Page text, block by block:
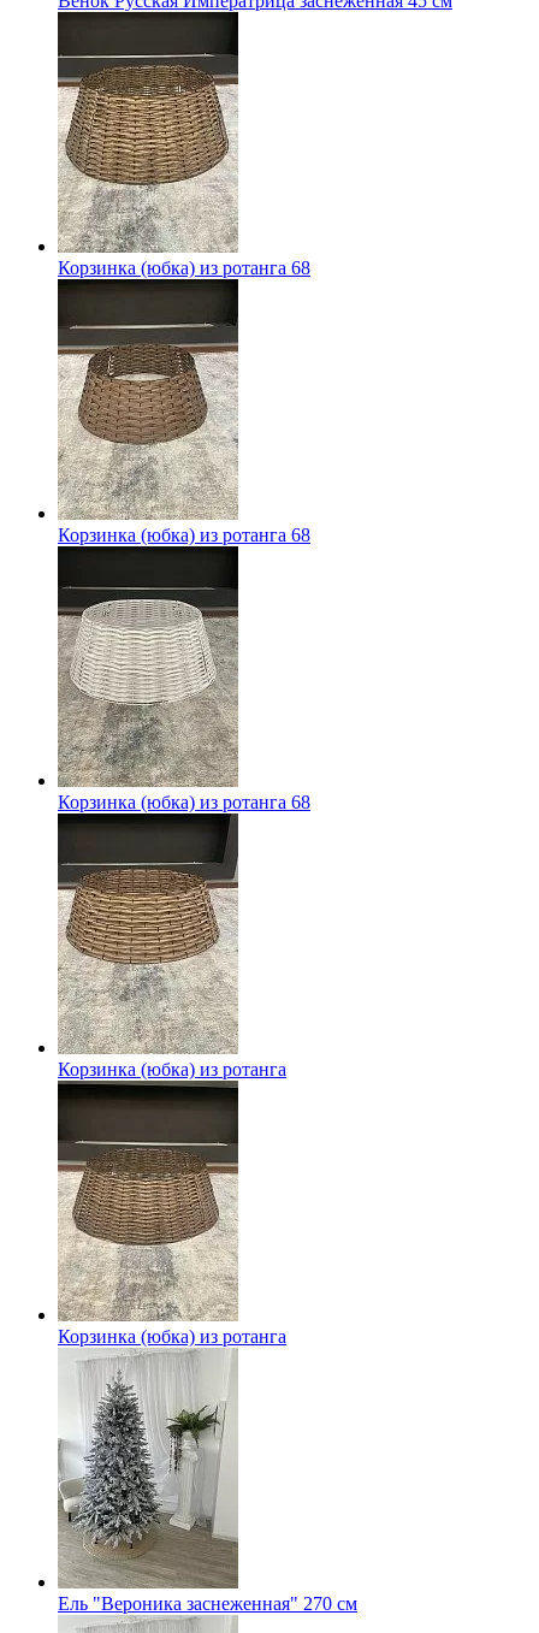
Корзинка (юбка) из ротанга 68
Корзинка (юбка) из ротанга 68
Корзинка (юбка) из ротанга 68
Корзинка (юбка) из ротанга
Корзинка (юбка) из ротанга
Ель "Вероника заснеженная" 270 см